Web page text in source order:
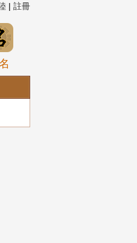
| 註冊